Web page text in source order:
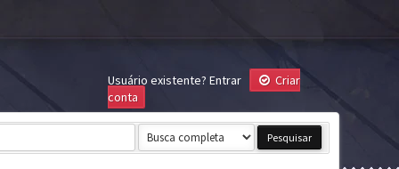
Usuário existente? Entrar
Criar
conta